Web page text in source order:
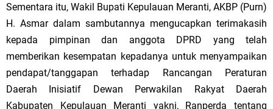
Sementara itu, Wakil Bupati Kepulauan Meranti, AKBP (Purn)
H. Asmar dalam sambutannya mengucapkan terimakasih
kepada pimpinan dan anggota DPRD yang telah
memberikan kesempatan kepadanya untuk menyampaikan
pendapat/tanggapan terhadap Rancangan Peraturan
Daerah Inisiatif Dewan Perwakilan Rakyat Daerah
Kabupaten Kepulauan Meranti yakni, Ranperda tentang